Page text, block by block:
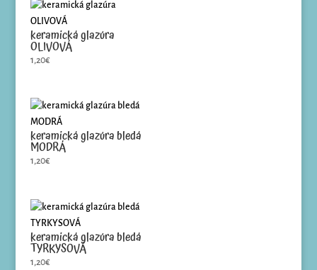
keramická glazúra
OLIVOVÁ
1,20€
keramická glazúra bledá
MODRÁ
1,20€
keramická glazúra bledá
TYRKYSOVÁ
1,20€